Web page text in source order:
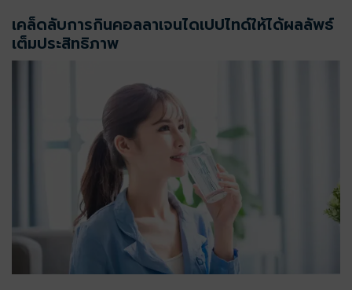
เคล็ดลับการกินคอลลาเจนไดเปปไทด์ให้ได้ผลลัพธ์
เต็มประสิทธิภาพ